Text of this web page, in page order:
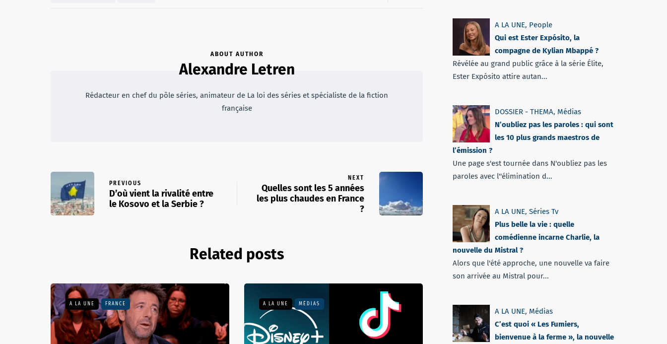
ABOUT AUTHOR
Alexandre Letren
Rédacteur en chef du pôle séries, animateur de La loi des séries et spécialiste de la fiction
française
PREVIOUS
D’où vient la rivalité entre
le Kosovo et la Serbie ?
NEXT
Quelles sont les 5 années
les plus chaudes en France
?
Related posts
A LA UNE FRANCE A LA UNE MÉDIAS
A LA UNE, People
Qui est Ester Expósito, la
compagne de Kylian Mbappé ?
Révélée au grand public grâce à la série Élite,
Ester Expósito attire autan...
DOSSIER - THEMA, Médias
N’oubliez pas les paroles : qui sont
les 10 plus grands maestros de
l’émission ?
Une page s'est tournée dans N'oubliez pas les
paroles avec l''élimination d...
A LA UNE, Séries Tv
Plus belle la vie : quelle
comédienne incarne Charlie, la
nouvelle du Mistral ?
Alors que l'été approche, une nouvelle va faire
son arrivée au Mistral pour...
A LA UNE, Médias
C’est quoi « Les Fumiers,
bienvenue à la ferme », la nouvelle